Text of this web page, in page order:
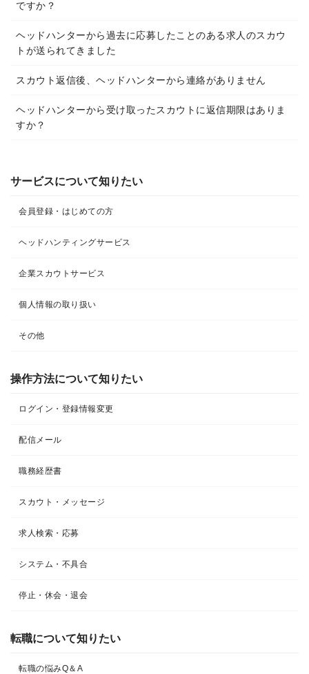
サービスについて知りたい
会員登録・はじめての方
ヘッドハンティングサービス
企業スカウトサービス
個人情報の取り扱い
その他
操作方法について知りたい
ログイン・登録情報変更
配信メール
職務経歴書
スカウト・メッセージ
求人検索・応募
システム・不具合
停止・休会・退会
転職について知りたい​
転職の悩みQ＆A​
ですか？
ヘッドハンターから過去に応募したことのある求人のスカウ
トが送られてきました
スカウト返信後、ヘッドハンターから連絡がありません
ヘッドハンターから受け取ったスカウトに返信期限はありま
すか？